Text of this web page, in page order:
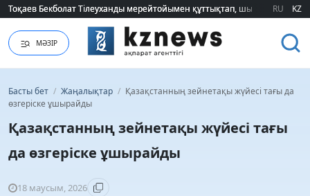
Тоқаев Бекболат Тілеуханды мерейтойымен құттықтап, шығармашылық
Тоқаев Бекболат Тілеуханды мерейтойымен құттықтап, шығармашылық
RU KZ
МӘЗІР
Басты бет / Жаңалықтар / Қазақстанның зейнетақы жүйесі тағы да
өзгеріске ұшырайды
Қазақстанның зейнетақы жүйесі тағы
да өзгеріске ұшырайды
18 маусым, 2026